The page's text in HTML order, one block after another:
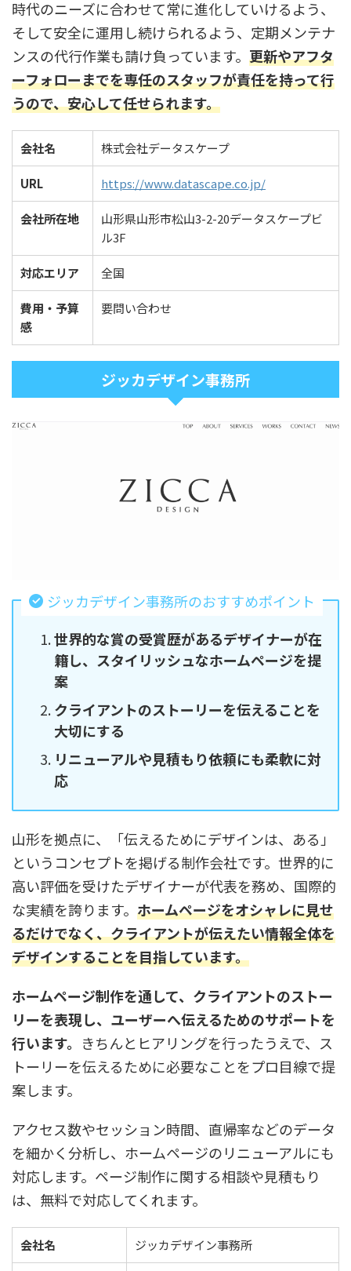
時代のニーズに合わせて常に進化していけるよう、
そして安全に運用し続けられるよう、定期メンテナ
ンスの代行作業も請け負っています。 更新やアフタ
ーフォローまでを専任のスタッフが責任を持って行
うので、安心して任せられます。
会社名 株式会社データスケープ
URL https://www.datascape.co.jp/
会社所在地
山形県山形市松山3-2-20データスケープビ
ル3F
対応エリア 全国
費用・予算
感
要問い合わせ
ジッカデザイン事務所
ジッカデザイン事務所のおすすめポイント
世界的な賞の受賞歴があるデザイナーが在
籍し、スタイリッシュなホームページを提
案
クライアントのストーリーを伝えることを
大切にする
リニューアルや見積もり依頼にも柔軟に対
応
山形を拠点に、「伝えるためにデザインは、ある」
というコンセプトを掲げる制作会社です。世界的に
高い評価を受けたデザイナーが代表を務め、国際的
な実績を誇ります。 ホームページをオシャレに見せ
るだけでなく、クライアントが伝えたい情報全体を
デザインすることを目指しています。
ホームページ制作を通して、クライアントのストー
リーを表現し、ユーザーへ伝えるためのサポートを
行います。 きちんとヒアリングを行ったうえで、ス
トーリーを伝えるために必要なことをプロ目線で提
案します。
アクセス数やセッション時間、直帰率などのデータ
を細かく分析し、ホームページのリニューアルにも
対応します。ページ制作に関する相談や見積もり
は、無料で対応してくれます。
会社名 ジッカデザイン事務所